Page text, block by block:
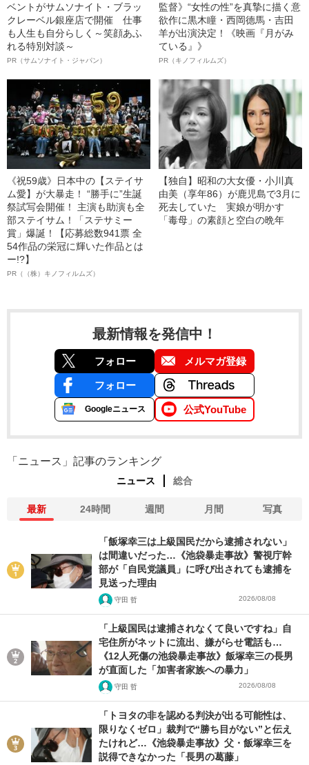
ベントがサムソナイト・ブラッ
クレーベル銀座店で開催 仕事
も人生も自分らしく～笑顔あふ
れる特別対談～
PR（サムソナイト・ジャパン）
監督》“女性の性”を真摯に描く意
欲作に黒木瞳・西岡德馬・吉田
羊が出演決定！《映画『月がみ
ている』》
PR（キノフィルムズ）
《祝59歳》日本中の【ステイサ
ム愛】が大暴走！ “勝手に”生誕
祭試写会開催！ 主演も助演も全
部ステイサム！「ステサミー
賞」爆誕！【応募総数941票 全
54作品の栄冠に輝いた作品とは
ー!?】
PR（（株）キノフィルムズ）
【独自】昭和の大女優・小川真
由美（享年86）が鹿児島で3月に
死去していた 実娘が明かす
「毒母」の素顔と空白の晩年
最新情報を発信中！
フォロー メルマガ登録
フォロー
Googleニュース 公式YouTube
「ニュース」記事のランキング
ニュース 総合
最新 24時間 週間 月間 写真
「飯塚幸三は上級国民だから逮捕されない」
は間違いだった…《池袋暴走事故》警視庁幹
部が「自民党議員」に呼び出されても逮捕を
見送った理由
守田 哲 2026/08/08
「上級国民は逮捕されなくて良いですね」自
宅住所がネットに流出、嫌がらせ電話も…
《12人死傷の池袋暴走事故》飯塚幸三の長男
が直面した「加害者家族への暴力」
守田 哲 2026/08/08
「トヨタの非を認める判決が出る可能性は、
限りなくゼロ」裁判で“勝ち目がない”と伝え
たけれど…《池袋暴走事故》父・飯塚幸三を
説得できなかった「長男の葛藤」